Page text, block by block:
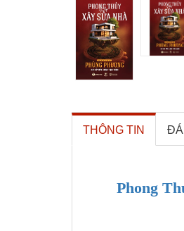
THÔNG TIN
Phong